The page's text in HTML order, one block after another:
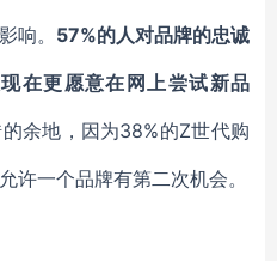
影响。 57%的人对品牌的忠诚
在更愿意在网上尝试新品
余地，因为38%的Z世代购
许一个品牌有第二次机会。